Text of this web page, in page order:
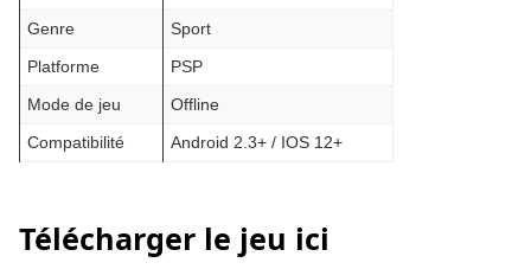
Genre
Sport
Platforme
PSP
Mode de jeu
Offline
Compatibilité
Android 2.3+ / IOS 12+
Télécharger le jeu ici